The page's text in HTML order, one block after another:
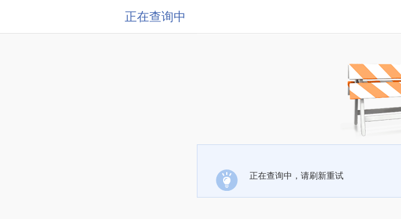
正在查询中
正在查询中，请刷新重试